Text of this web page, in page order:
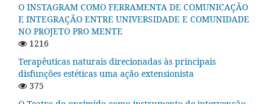
O INSTAGRAM COMO FERRAMENTA DE COMUNICAÇÃO
E INTEGRAÇÃO ENTRE UNIVERSIDADE E COMUNIDADE
NO PROJETO PRO MENTE
1216
Terapêuticas naturais direcionadas às principais
disfunções estéticas uma ação extensionista
375